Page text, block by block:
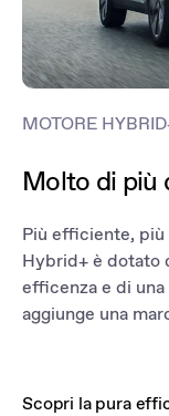
MOTORE
Molto di più
Più efficiente,
Hybrid+ è dotato
efficenza e di
aggiunge una
Scopri la pura